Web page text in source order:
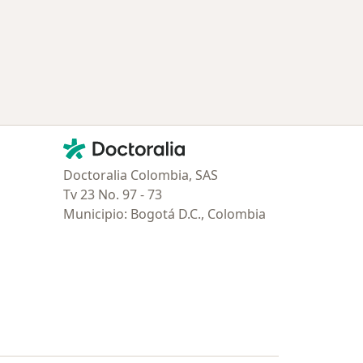
Contacto
Doctoralia - Página de inicio
Doctoralia Colombia, SAS
Tv 23 No. 97 - 73
Municipio: Bogotá D.C., Colombia